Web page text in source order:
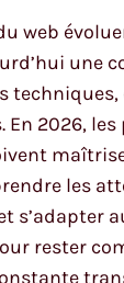
web
une
techniques,
En 2026,
les
s’adapter
rester